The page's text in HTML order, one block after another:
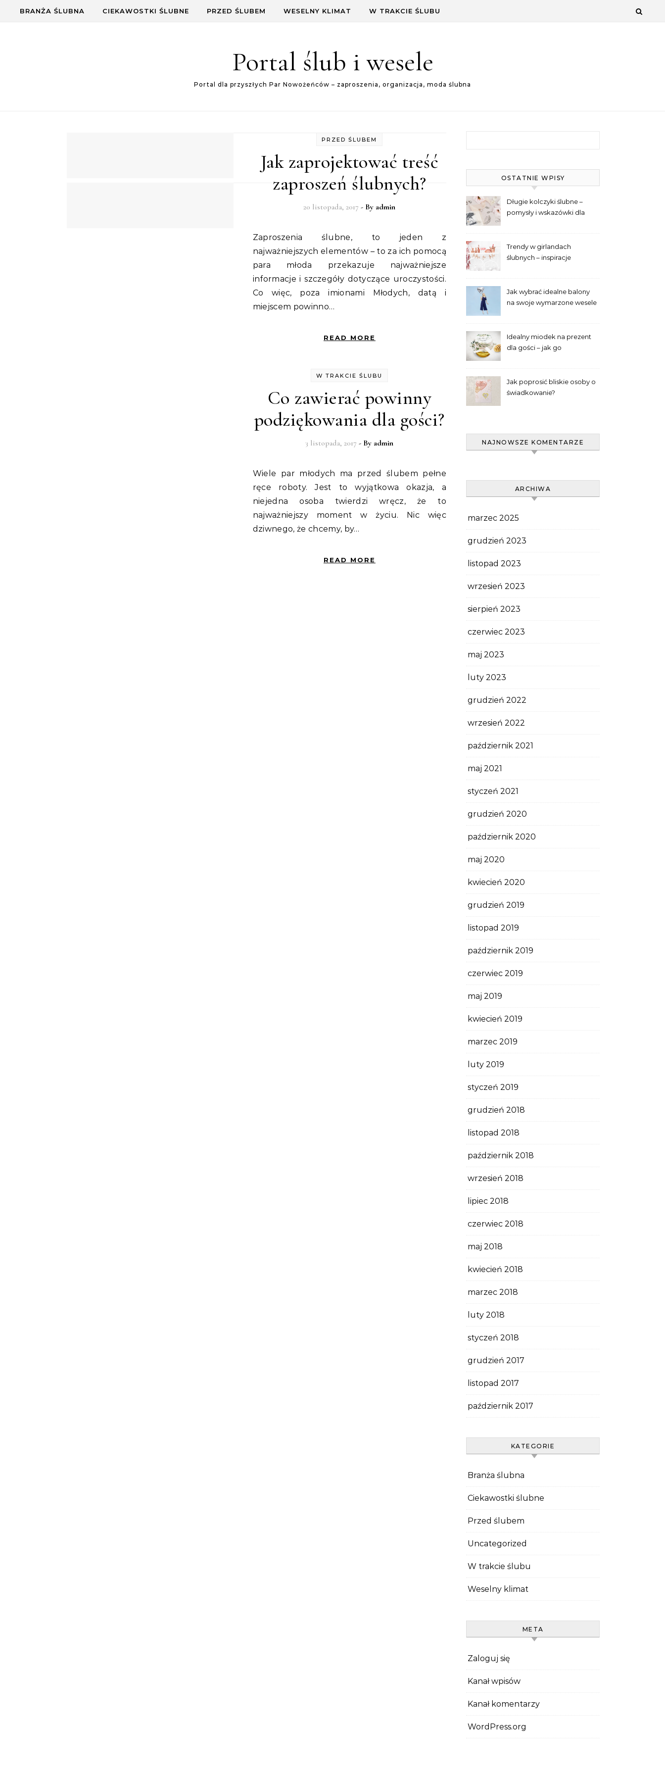
Skip to content
BRANŻA ŚLUBNA CIEKAWOSTKI ŚLUBNE PRZED ŚLUBEM WESELNY KLIMAT W TRAKCIE ŚLUBU
Portal ślub i wesele
Portal dla przyszłych Par Nowożeńców – zaproszenia, organizacja, moda ślubna
PRZED ŚLUBEM
Jak zaprojektować treść
zaproszeń ślubnych?
20 listopada, 2017 - By admin
Zaproszenia ślubne, to jeden z
najważniejszych elementów – to za ich pomocą
para młoda przekazuje najważniejsze
informacje i szczegóły dotyczące uroczystości.
Co więc, poza imionami Młodych, datą i
miejscem powinno…
READ MORE
W TRAKCIE ŚLUBU
Co zawierać powinny
podziękowania dla gości?
3 listopada, 2017 - By admin
Wiele par młodych ma przed ślubem pełne
ręce roboty. Jest to wyjątkowa okazja, a
niejedna osoba twierdzi wręcz, że to
najważniejszy moment w życiu. Nic więc
dziwnego, że chcemy, by…
READ MORE
OSTATNIE WPISY
Długie kolczyki ślubne –
pomysły i wskazówki dla
Trendy w girlandach
ślubnych – inspiracje
Jak wybrać idealne balony
na swoje wymarzone wesele
Idealny miodek na prezent
dla gości – jak go
Jak poprosić bliskie osoby o
świadkowanie?
NAJNOWSZE KOMENTARZE
ARCHIWA
marzec 2025
grudzień 2023
listopad 2023
wrzesień 2023
sierpień 2023
czerwiec 2023
maj 2023
luty 2023
grudzień 2022
wrzesień 2022
październik 2021
maj 2021
styczeń 2021
grudzień 2020
październik 2020
maj 2020
kwiecień 2020
grudzień 2019
listopad 2019
październik 2019
czerwiec 2019
maj 2019
kwiecień 2019
marzec 2019
luty 2019
styczeń 2019
grudzień 2018
listopad 2018
październik 2018
wrzesień 2018
lipiec 2018
czerwiec 2018
maj 2018
kwiecień 2018
marzec 2018
luty 2018
styczeń 2018
grudzień 2017
listopad 2017
październik 2017
KATEGORIE
Branża ślubna
Ciekawostki ślubne
Przed ślubem
Uncategorized
W trakcie ślubu
Weselny klimat
META
Zaloguj się
Kanał wpisów
Kanał komentarzy
WordPress.org